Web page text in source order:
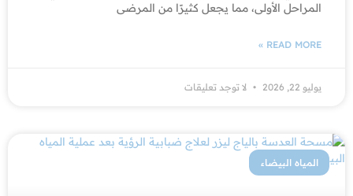
المراحل الأولى، مما يجعل كثيرًا من المرضى
READ MORE »
يوليو 22, 2026 لا توجد تعليقات
المياه البيضاء